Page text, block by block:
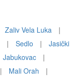
Zaliv Vela Luka
|
| Sedlo |
Jasički
Jabukovac
|
| Mali Orah
|